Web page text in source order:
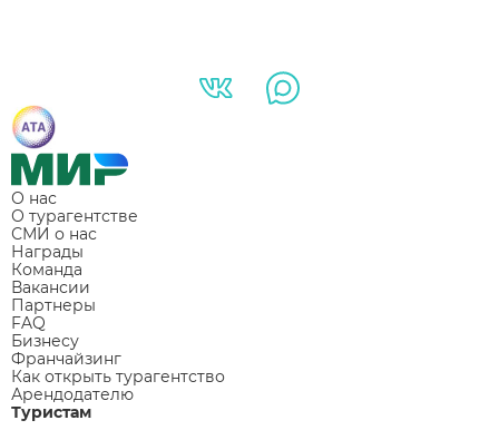
О нас
О турагентстве
СМИ о нас
Награды
Команда
Вакансии
Партнеры
FAQ
Бизнесу
Франчайзинг
Как открыть турагентство
Арендодателю
Туристам